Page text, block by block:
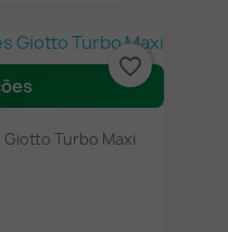
Turbo Maxi
favorite_border